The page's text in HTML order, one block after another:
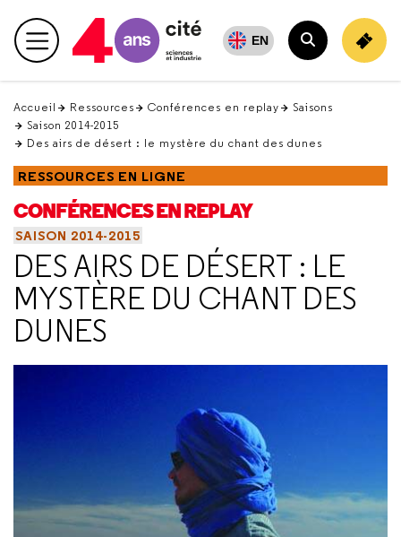
en
haut Menu principal EN
Rechercher
Accueil Ressources Conférences en replay
Saisons
Saison 2014-2015
Des airs de désert : le mystère du chant des dunes
RESSOURCES EN LIGNE
CONFÉRENCES EN REPLAY
SAISON 2014-2015
DES AIRS DE DÉSERT : LE
MYSTÈRE DU CHANT DES
DUNES